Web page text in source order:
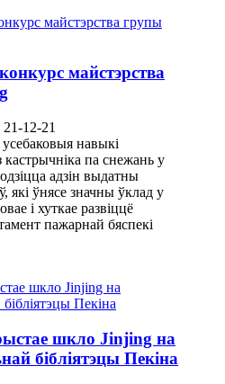
майстэрства
21-12-21
навыкі
кастрычніка па снежань у
адзін выдатны
які ўнясе значны ўклад у
і хуткае развіццё
пажарнай бяспекі
шкло Jinjing на
бібліятэцы Пекіна